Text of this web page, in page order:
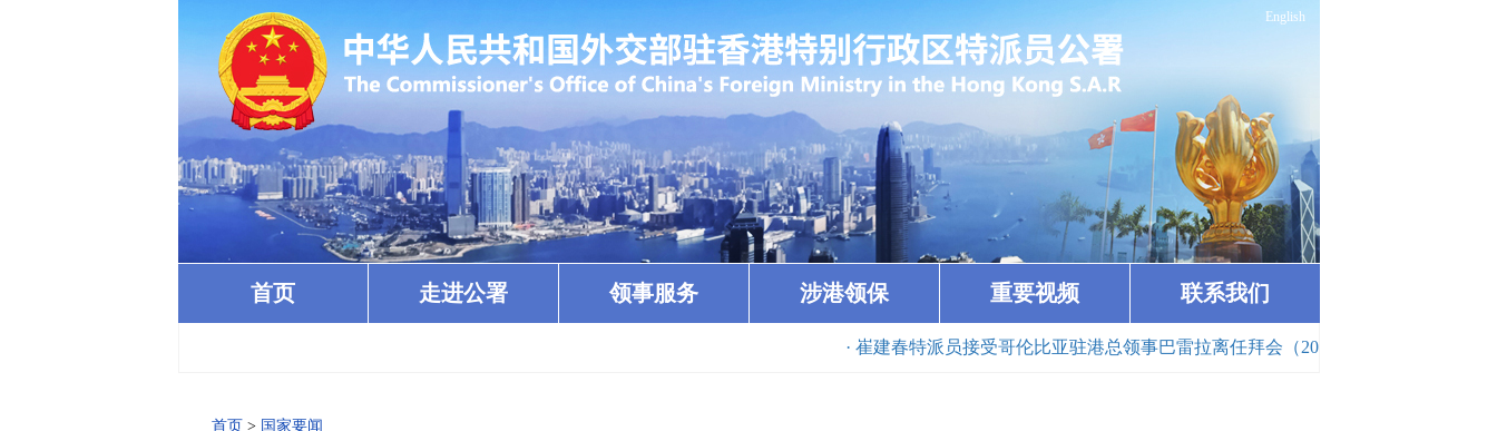
English
首页 走进公署 领事服务 涉港领保 重要视频 联系我们
· 崔建春特派员接受哥伦比亚驻港总领事巴雷拉离任拜会（2026-06-26）
首页 > 国家要闻